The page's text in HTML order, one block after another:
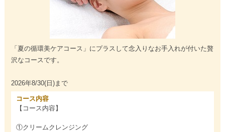
「夏の循環美ケアコース」にプラスして念入りなお手入れが付いた贅
沢なコースです。
2026年8/30(日)まで
コース内容
【コース内容】
①クリームクレンジング